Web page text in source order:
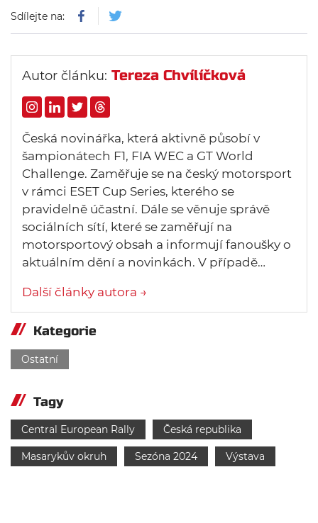
Sdílejte na:
Autor článku: Tereza Chvílíčková
Česká novinářka, která aktivně působí v
šampionátech F1, FIA WEC a GT World
Challenge. Zaměřuje se na český motorsport
v rámci ESET Cup Series, kterého se
pravidelně účastní. Dále se věnuje správě
sociálních sítí, které se zaměřují na
motorsportový obsah a informují fanoušky o
aktuálním dění a novinkách. V případě…
Další články autora →
Kategorie
Ostatní
Tagy
Central European Rally Česká republika
Masarykův okruh Sezóna 2024 Výstava